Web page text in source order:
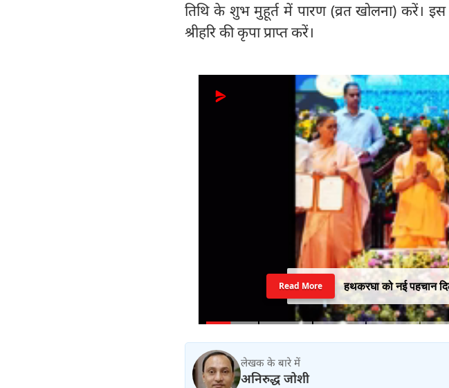
तिथि के शुभ मुहूर्त में पारण (व्रत खोलना) करें।
श्रीहरि की कृपा प्राप्त करें।
हथकरघा को नई पहचान
Read More
लेखक के बारे में
अनिरुद्ध जोशी